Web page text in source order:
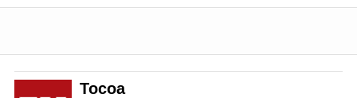
Tocoa